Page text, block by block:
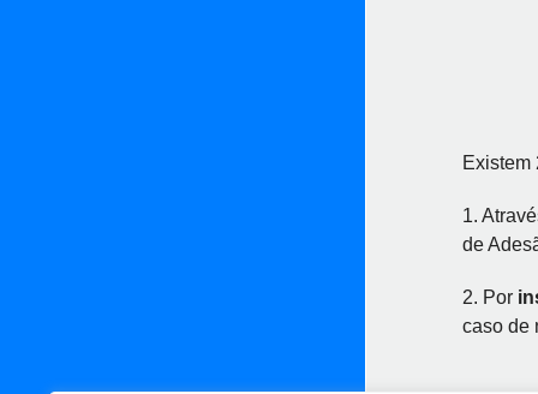
Existem
1.
de
2. Por
caso de